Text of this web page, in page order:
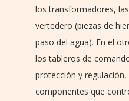
los transformadores,
vertedero (piezas de
paso del agua). En el
los tableros de
protección y
componentes que